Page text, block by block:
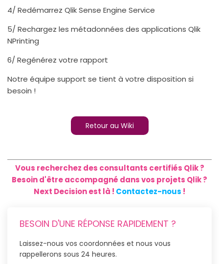
4/ Redémarrez Qlik Sense Engine Service
5/ Rechargez les métadonnées des applications Qlik
NPrinting
6/ Regénérez votre rapport
Notre équipe support se tient à votre disposition si
besoin !
Retour au Wiki
Vous recherchez des consultants certifiés Qlik ?
Besoin d'être accompagné dans vos projets Qlik ?
Next Decision est là ! Contactez-nous !
BESOIN D'UNE RÉPONSE RAPIDEMENT ?
Laissez-nous vos coordonnées et nous vous
rappellerons sous 24 heures.